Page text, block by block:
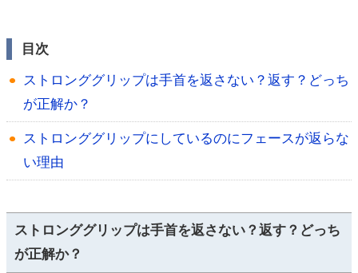
目次
ストロンググリップは手首を返さない？返す？どっち
が正解か？
ストロンググリップにしているのにフェースが返らな
い理由
ストロンググリップは手首を返さない？返す？どっち
が正解か？